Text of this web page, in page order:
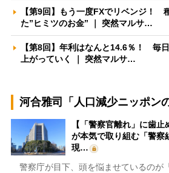
【第9回】もう一度FXでリベンジ！
た”ヒミツのお金” ｜ 突然マルサ…
【第8回】年利はなんと14.6％！ 毎
上がっていく ｜ 突然マルサ…
河合雅司「人口減少ニッポン
【「警察官離れ」に歯
が本気で取り組む「警
現…
警察庁が目下、頭を悩ませているのが